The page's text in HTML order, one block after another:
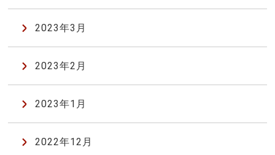
2023年3月
2023年2月
2023年1月
2022年12月